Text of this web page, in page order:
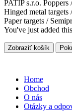
PATIP s.r.o. Poppers
Hinged metal
Paper targets /
You've just added
Zobraziť košík
Home
Obchod
O nás
Otázky a